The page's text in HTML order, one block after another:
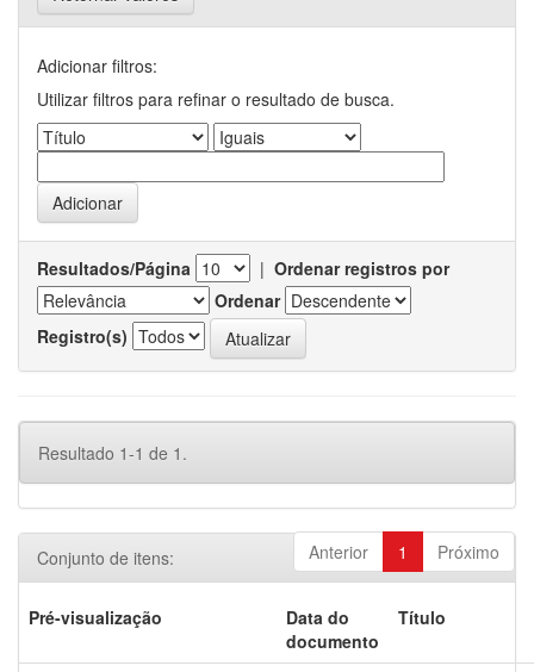
Adicionar filtros:
Utilizar filtros para refinar o resultado de busca.
Resultados/Página | Ordenar registros por
Ordenar
Registro(s)
Resultado 1-1 de 1.
Anterior 1 Próximo
Conjunto de itens:
Pré-visualização
Data do
documento
Título